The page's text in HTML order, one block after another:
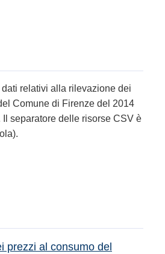
dati relativi alla rilevazione dei
Comune di Firenze del 2014
Il separatore delle risorse CSV è
prezzi al consumo del